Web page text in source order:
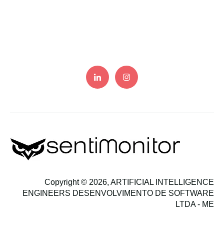
Copyright © 2026, ARTIFICIAL INTELLIGENCE
ENGINEERS DESENVOLVIMENTO DE SOFTWARE
LTDA - ME